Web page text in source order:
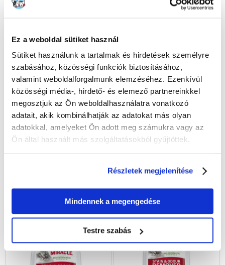
Ez a weboldal sütiket használ
Sütiket használunk a tartalmak és hirdetések személyre
szabásához, közösségi funkciók biztosításához,
valamint weboldalforgalmunk elemzéséhez. Ezenkívül
közösségi média-, hirdető- és elemező partnereinkkel
megosztjuk az Ön weboldalhasználatra vonatkozó
adatait, akik kombinálhatják az adatokat más olyan
adatokkal, amelyeket Ön adott meg számukra vagy az
Ön által használt más szolgáltatásokból gyűjtöttek.
Részletek megjelenítése
Mindennek a megengedése
Testre szabás
VETEXPERT Odor Solution
Concentrate 500 ml
szagsemlegesítő kutyák és
macskák számára
6964 Ft
KOSÁRBA